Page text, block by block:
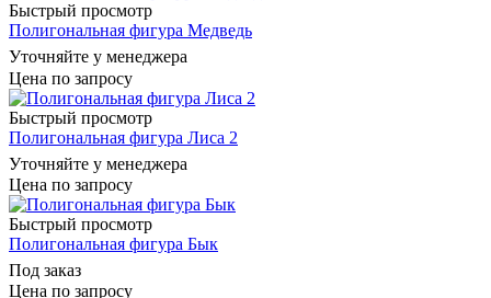
Быстрый просмотр
Полигональная фигура Медведь
Уточняйте у менеджера
Цена по запросу
Быстрый просмотр
Полигональная фигура Лиса 2
Уточняйте у менеджера
Цена по запросу
Быстрый просмотр
Полигональная фигура Бык
Под заказ
Цена по запросу